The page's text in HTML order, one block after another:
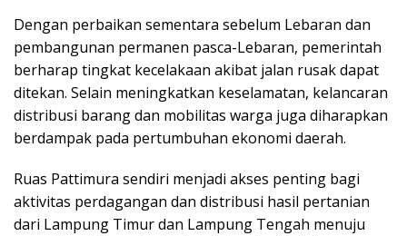
Dengan perbaikan sementara sebelum Lebaran dan
pembangunan permanen pasca-Lebaran, pemerintah
berharap tingkat kecelakaan akibat jalan rusak dapat
ditekan. Selain meningkatkan keselamatan, kelancaran
distribusi barang dan mobilitas warga juga diharapkan
berdampak pada pertumbuhan ekonomi daerah.
Ruas Pattimura sendiri menjadi akses penting bagi
aktivitas perdagangan dan distribusi hasil pertanian
dari Lampung Timur dan Lampung Tengah menuju